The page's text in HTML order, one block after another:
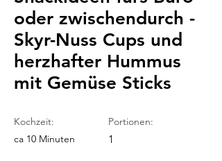
oder zwischendurch -
Skyr-Nuss Cups und
herzhafter Hummus
mit Gemüse Sticks
Kochzeit:
ca 10 Minuten
Portionen:
1